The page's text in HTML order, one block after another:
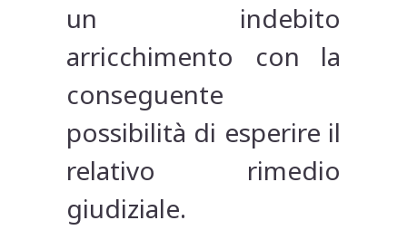
un indebito
arricchimento con la
conseguente
possibilità di esperire il
relativo rimedio
giudiziale.